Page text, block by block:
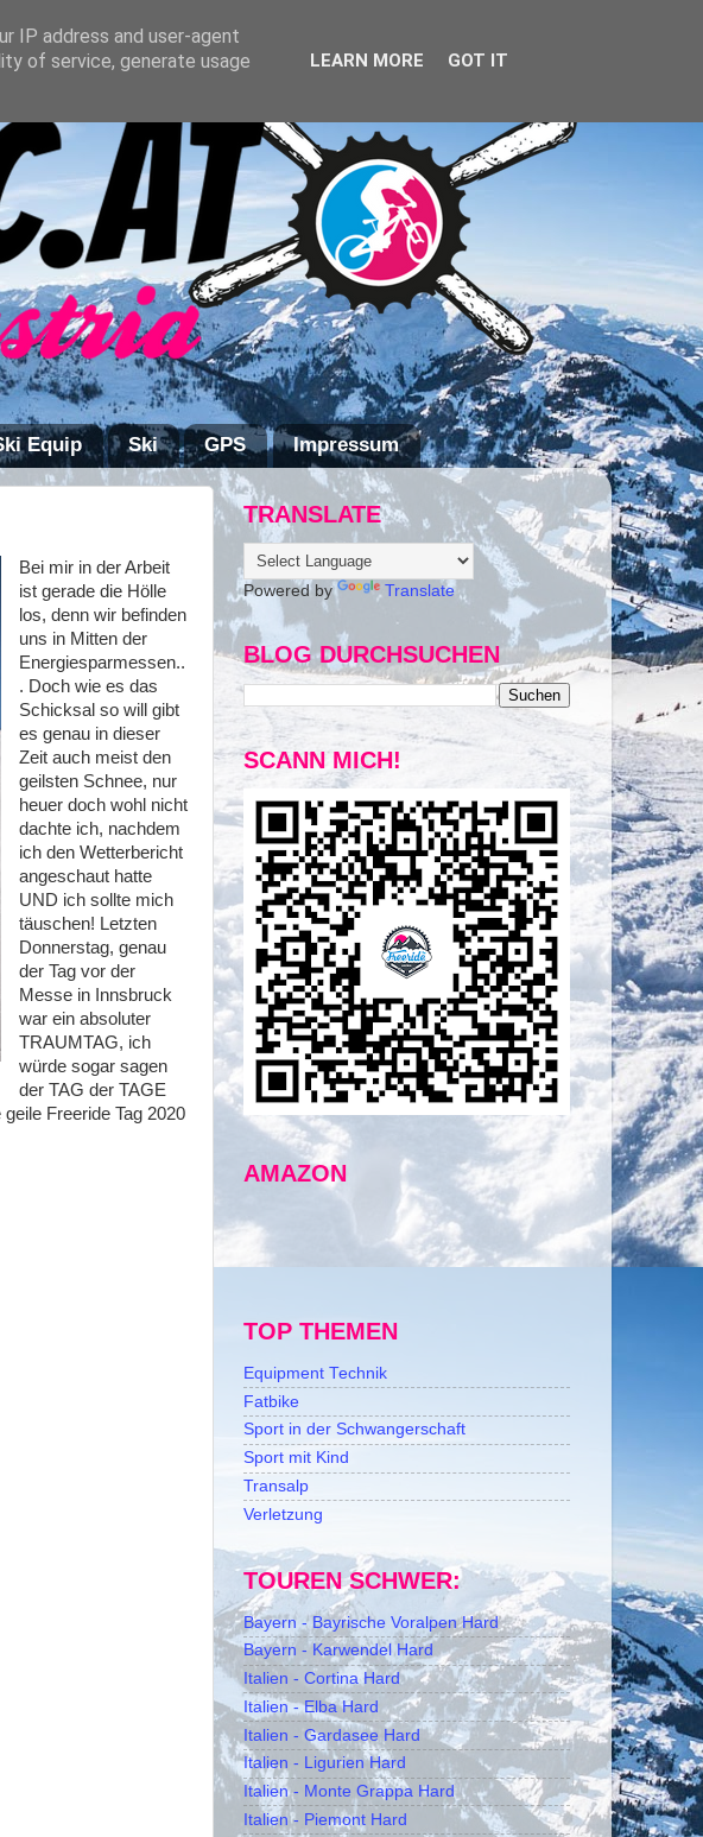
Equip Ski GPS Impressum
Bei mir in der Arbeit
ist gerade die Hölle
los, denn wir befinden
uns in Mitten der
Energiesparmessen..
. Doch wie es das
Schicksal so will gibt
es genau in dieser
Zeit auch meist den
geilsten Schnee, nur
heuer doch wohl nicht
dachte ich, nachdem
ich den Wetterbericht
angeschaut hatte
UND ich sollte mich
täuschen! Letzten
Donnerstag, genau
der Tag vor der
Messe in Innsbruck
war ein absoluter
TRAUMTAG, ich
würde sogar sagen
der TAG der TAGE
Freeride Tag 2020
TRANSLATE
Powered by Translate
BLOG DURCHSUCHEN
SCANN MICH!
AMAZON
TOP THEMEN
Equipment Technik
Fatbike
Sport in der Schwangerschaft
Sport mit Kind
Transalp
Verletzung
TOUREN SCHWER:
Bayern - Bayrische Voralpen Hard
Bayern - Karwendel Hard
Italien - Cortina Hard
Italien - Elba Hard
Italien - Gardasee Hard
Italien - Ligurien Hard
Italien - Monte Grappa Hard
Italien - Piemont Hard
IP address and user-agent
of service, generate usage
LEARN MORE GOT IT